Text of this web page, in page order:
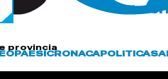
provincia
PAESICRONACAPOLITICA